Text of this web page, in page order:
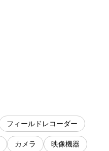
フィールドレコーダー
カメラ 映像機器